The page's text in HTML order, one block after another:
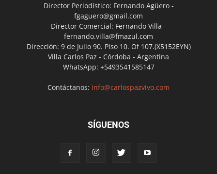
Director Periodístico: Fernando Agüero -
fgaguero@gmail.com
Director Comercial: Fernando Villa -
fernando.villa@fmazul.com
Dirección: 9 de Julio 90. Piso 10. Of 107.(X5152EYN)
Villa Carlos Paz - Córdoba - Argentina
WhatsApp: +5493541585147
Contáctanos: info@carlospazvivo.com
SÍGUENOS